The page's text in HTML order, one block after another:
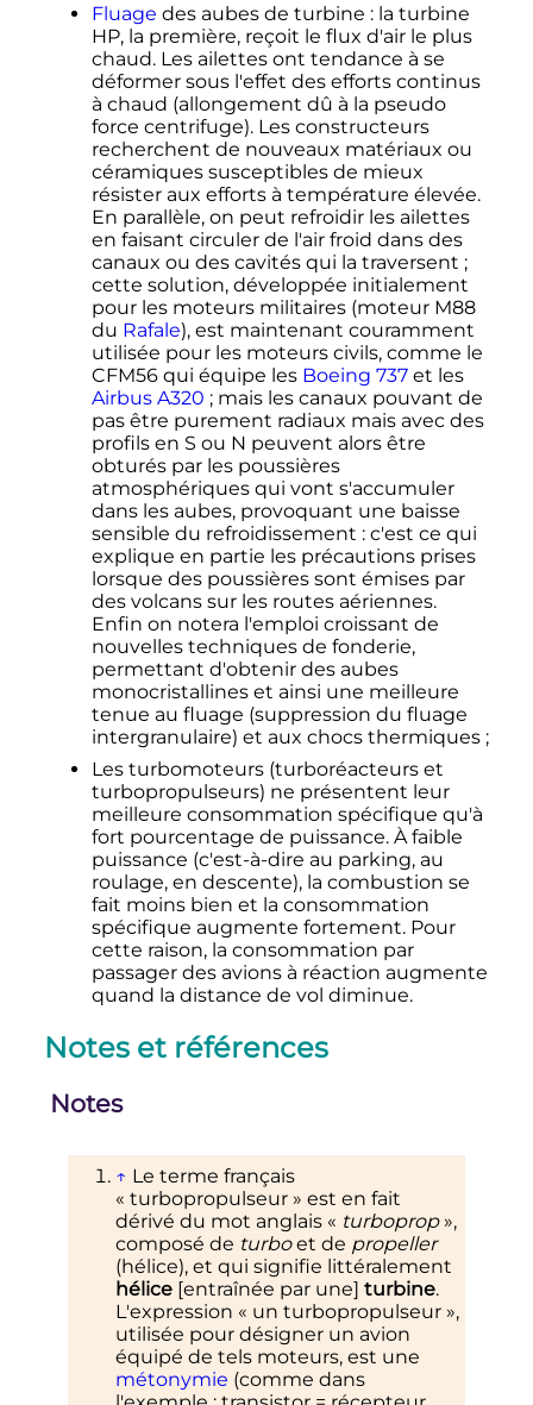
Fluage des aubes de turbine : la turbine
HP, la première, reçoit le flux d'air le plus
chaud. Les ailettes ont tendance à se
déformer sous l'effet des efforts continus
à chaud (allongement dû à la pseudo
force centrifuge). Les constructeurs
recherchent de nouveaux matériaux ou
céramiques susceptibles de mieux
résister aux efforts à température élevée.
En parallèle, on peut refroidir les ailettes
en faisant circuler de l'air froid dans des
canaux ou des cavités qui la traversent ;
cette solution, développée initialement
pour les moteurs militaires (moteur M88
du Rafale), est maintenant couramment
utilisée pour les moteurs civils, comme le
CFM56 qui équipe les Boeing 737et les
Airbus A320 ; mais les canaux pouvant de
pas être purement radiaux mais avec des
profils en S ou N peuvent alors être
obturés par les poussières
atmosphériques qui vont s'accumuler
dans les aubes, provoquant une baisse
sensible du refroidissement : c'est ce qui
explique en partie les précautions prises
lorsque des poussières sont émises par
des volcans sur les routes aériennes.
Enfin on notera l'emploi croissant de
nouvelles techniques de fonderie,
permettant d'obtenir des aubes
monocristallines et ainsi une meilleure
tenue au fluage (suppression du fluage
intergranulaire) et aux chocs thermiques ;
Les turbomoteurs (turboréacteurs et
turbopropulseurs) ne présentent leur
meilleure consommation spécifique qu'à
fort pourcentage de puissance. À faible
puissance (c'est-à-dire au parking, au
roulage, en descente), la combustion se
fait moins bien et la consommation
spécifique augmente fortement. Pour
cette raison, la consommation par
passager des avions à réaction augmente
quand la distance de vol diminue.
Notes et références
Notes
↑ Le terme français
« turbopropulseur » est en fait
dérivé du mot anglais « turboprop »,
composé de turboet de propeller
(hélice), et qui signifie littéralement
hélice[entraînée par une] turbine.
L'expression « un turbopropulseur »,
utilisée pour désigner un avion
équipé de tels moteurs, est une
métonymie (comme dans